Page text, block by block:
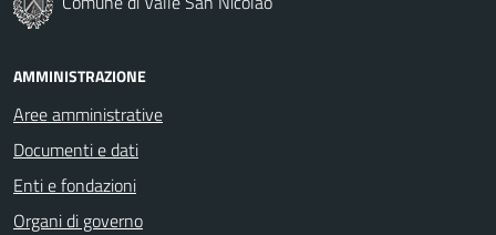
AMMINISTRAZIONE
Aree amministrative
Documenti e dati
Enti e fondazioni
Organi di governo